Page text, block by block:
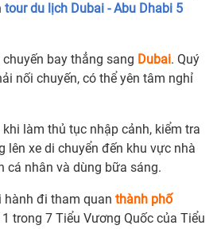
tour du lịch Dubai - Abu Dhabi 5
bay thẳng sang Dubai. Quý
nối chuyến, có thể yên tâm nghỉ
khi làm thủ tục nhập cảnh, kiểm tra
lên xe di chuyển đến khu vực nhà
cá nhân và dùng bữa sáng.
hành đi tham quan thành phố
trong 7 Tiểu Vương Quốc của Tiểu